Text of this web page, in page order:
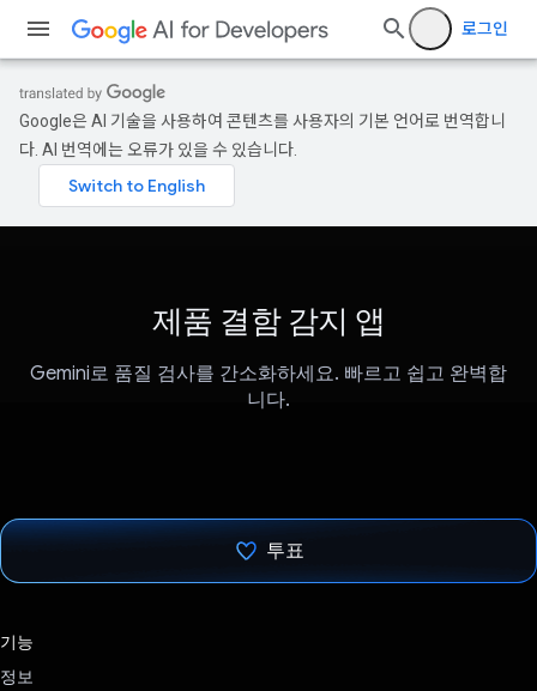
로그인
Google은 AI 기술을 사용하여 콘텐츠를 사용자의 기본 언어로 번역합니
다. AI 번역에는 오류가 있을 수 있습니다.
제품 결함 감지 앱
Gemini로 품질 검사를 간소화하세요. 빠르고 쉽고 완벽합
니다.
투표
기능
정보